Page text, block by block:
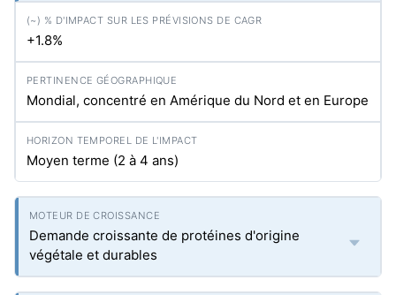
+1.8%
Mondial, concentré en Amérique du Nord et en Europe
Moyen terme (2 à 4 ans)
Demande croissante de protéines d'origine
végétale et durables